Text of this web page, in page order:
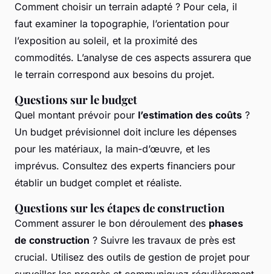
Comment choisir un terrain adapté ? Pour cela, il
faut examiner la topographie, l’orientation pour
l’exposition au soleil, et la proximité des
commodités. L’analyse de ces aspects assurera que
le terrain correspond aux besoins du projet.
Questions sur le budget
Quel montant prévoir pour l’estimation des coûts ?
Un budget prévisionnel doit inclure les dépenses
pour les matériaux, la main-d’œuvre, et les
imprévus. Consultez des experts financiers pour
établir un budget complet et réaliste.
Questions sur les étapes de construction
Comment assurer le bon déroulement des phases
de construction ? Suivre les travaux de près est
crucial. Utilisez des outils de gestion de projet pour